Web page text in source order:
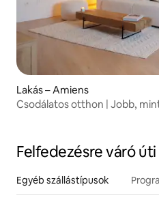
Lakás – Amiens
Csodálatos otthon | Jobb,
Felfedezésre váró
Egyéb szállástípusok